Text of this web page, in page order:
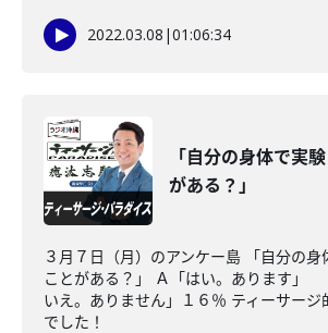
2022.03.08 |01:06:34
「自分の身体で実
がある？」
３月７日（月）のアンケー島 「自分の身
ことがある？」 Ａ「はい。あります
いえ。ありません」１６％ ティーサージ
でした！